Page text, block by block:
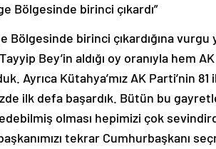
Bölgesinde birinci çıkardı”
Bölgesinde birinci çıkardığına vurgu
Bey’in aldığı oy oranıyla hem AK
Ayrıca Kütahya’mız AK Parti’nin
ilk defa başardık. Bütün bu
olması hepimizi çok
tekrar Cumhurbaşkanı